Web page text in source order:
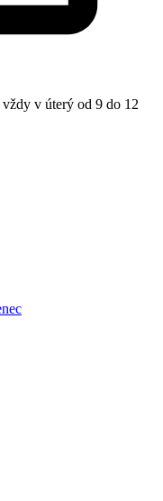
v úterý od 9 do 12